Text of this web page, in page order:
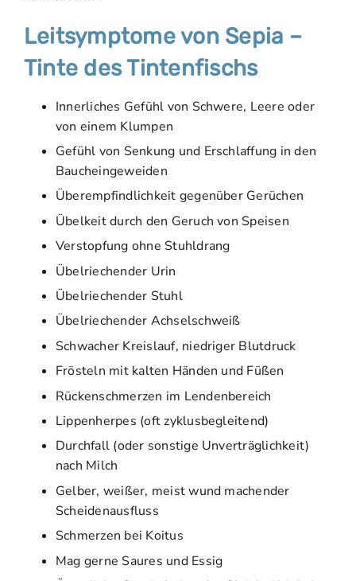
Leitsymptome von Sepia –
Tinte des Tintenfischs
Innerliches Gefühl von Schwere, Leere oder
von einem Klumpen
Gefühl von Senkung und Erschlaffung in den
Baucheingeweiden
Überempfindlichkeit gegenüber Gerüchen
Übelkeit durch den Geruch von Speisen
Verstopfung ohne Stuhldrang
Übelriechender Urin
Übelriechender Stuhl
Übelriechender Achselschweiß
Schwacher Kreislauf, niedriger Blutdruck
Frösteln mit kalten Händen und Füßen
Rückenschmerzen im Lendenbereich
Lippenherpes (oft zyklusbegleitend)
Durchfall (oder sonstige Unverträglichkeit)
nach Milch
Gelber, weißer, meist wund machender
Scheidenausfluss
Schmerzen bei Koitus
Mag gerne Saures und Essig